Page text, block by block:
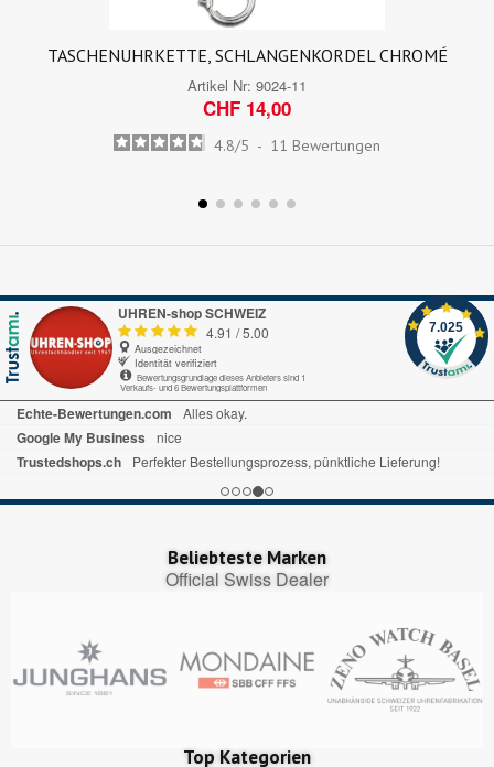
TASCHENUHRKETTE, SCHLANGENKORDEL CHROMÉ
Artikel Nr: 9024-11
CHF 14,00
4.8/5 - 11 Bewertungen
UHREN-shop SCHWEIZ
4.91 /5.00
Ausgezeichnet
Identität verifiziert
Bewertungsgrundlage dieses Anbieters sind 1
Verkaufs- und 6 Bewertungsplattformen
7.025
Echte-Bewertungen.com Alles okay.
Google My Business nice
Trustedshops.ch Perfekter Bestellungsprozess, pünktliche Lieferung!
Beliebteste Marken
Official Swiss Dealer
Top Kategorien